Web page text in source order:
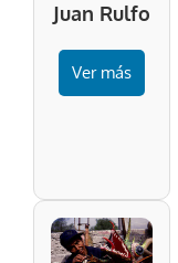
Juan Rulfo
Ver más